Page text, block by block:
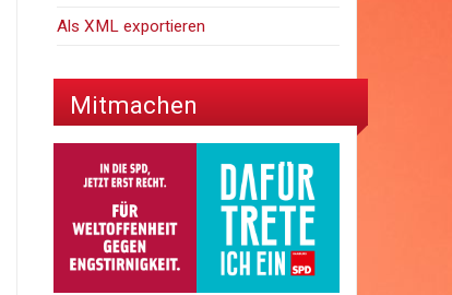
Als XML exportieren
Mitmachen